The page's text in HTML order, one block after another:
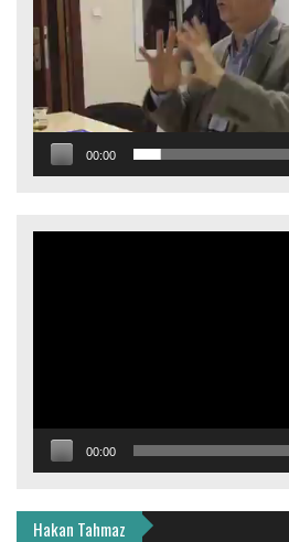
00:00
00:00
Hakan Tahmaz